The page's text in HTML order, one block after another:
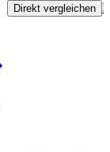
Direkt vergleichen